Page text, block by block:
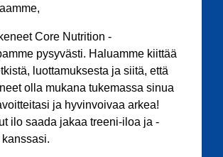
Core Nutrition -
pysyvästi. Haluamme kiittää
luottamuksesta ja siitä, että
olla mukana tukemassa sinua
ja hyvinvoivaa arkea!
ilo saada jakaa treeni-iloa ja -